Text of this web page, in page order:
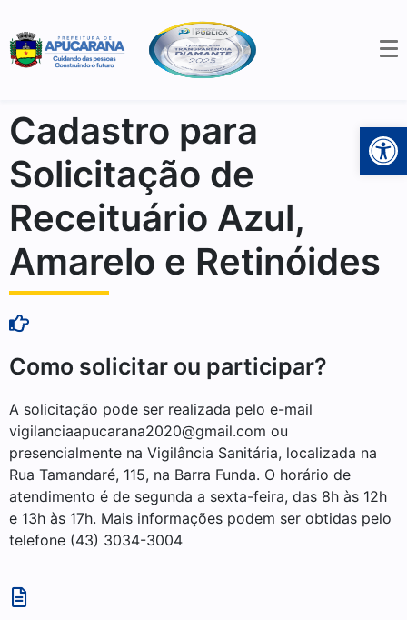
Cadastro para
Solicitação de
Receituário Azul,
Amarelo e Retinóides
Como solicitar ou participar?
A solicitação pode ser realizada pelo e-mail
vigilanciaapucarana2020@gmail.com ou
presencialmente na Vigilância Sanitária, localizada na
Rua Tamandaré, 115, na Barra Funda. O horário de
atendimento é de segunda a sexta-feira, das 8h às 12h
e 13h às 17h. Mais informações podem ser obtidas pelo
telefone (43) 3034-3004